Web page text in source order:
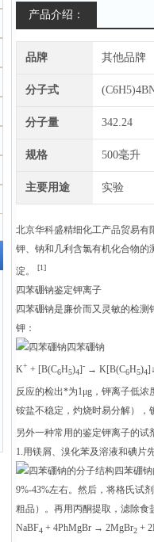
产品介绍：
品牌 其他品牌
分子式
分子量 342.24
规格 500毫升
主要用途 实验
北京华科盛精细化工产品贸易有
钾、钠和几利含氯有机化合物的
淀。
[1]
四苯硼钠鉴定钾离子
四苯硼钠是廉价而又灵敏的检
钾：
四苯硼钠
K+ + [B(C6H5)4]- → K[B(C6H5)4
反应的检出*为1μg，钾离子低浓
铵盐不稳定，灼烧时易分解），
另外一种常用的鉴定钾离子的
1.用镁屑、溴化苯及溶液和碘片
四苯硼
9%-43%左右。然后，将格氏试
粗品）。再用丙酮提取，滤除
NaBF4 + 4PhMgBr → 2MgBr2 +